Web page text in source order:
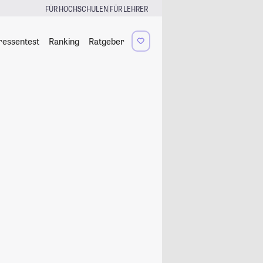
FÜR HOCHSCHULEN|FÜR LEHRER
Ranking Ratgeber